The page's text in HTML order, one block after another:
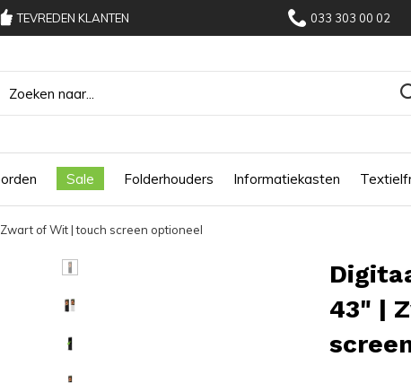
TEVREDEN KLANTEN 033 303 00 02
Folderhouders
Sale Informatiekasten
of Wit | touch screen optioneel
43" |